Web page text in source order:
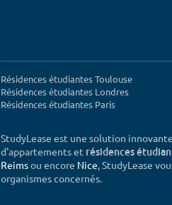
Résidences étudiantes Toulouse
Résidences étudiantes Londres
Résidences étudiantes Paris
StudyLease est une solution
d'appartements et résidences
Reimsou encore Nice, StudyLease
organismes concernés.